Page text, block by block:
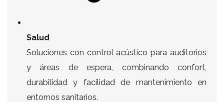
Salud
Soluciones con control acústico para auditorios
y áreas de espera, combinando confort,
durabilidad y facilidad de mantenimiento en
entornos sanitarios.